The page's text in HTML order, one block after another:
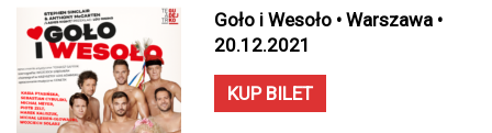
Goło i Wesoło • Warszawa •
20.12.2021
KUP BILET